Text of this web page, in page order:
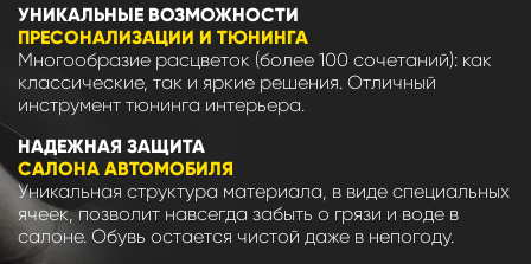
УНИКАЛЬНЫЕ ВОЗМОЖНОСТИ
ПРЕСОНАЛИЗАЦИИ И ТЮНИНГА
Многообразие расцветок (более 100 сочетаний): как
классические, так и яркие решения. Отличный
инструмент тюнинга интерьера.
НАДЕЖНАЯ ЗАЩИТА
САЛОНА АВТОМОБИЛЯ
Уникальная структура материала, в виде специальных
ячеек, позволит навсегда забыть о грязи и воде в
салоне. Обувь остается чистой даже в непогоду.